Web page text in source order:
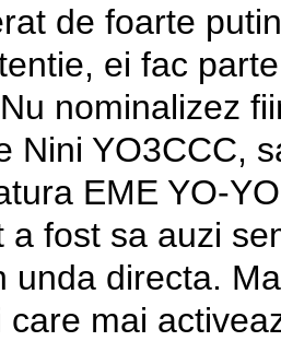
de foarte
ei fac
nominalizez
Nini YO3CCC,
EME YO-
a fost sa auzi
unda directa.
care mai